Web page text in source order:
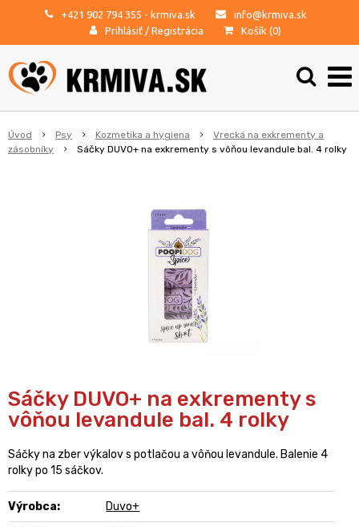
+421 902 794 355 - krmiva.sk
info@krmiva.sk
Prihlásiť / Registrácia Košík (0)
Úvod Psy Kozmetika a hygiena
Vrecká na exkrementy a
zásobníky
Sáčky DUVO+ na exkrementy s vôňou levandule bal. 4 rolky
Sáčky DUVO+ na exkrementy s
vôňou levandule bal. 4 rolky
Sáčky na zber výkalov s potlačou a vôňou levandule. Balenie 4
rolky po 15 sáčkov.
Výrobca: Duvo+